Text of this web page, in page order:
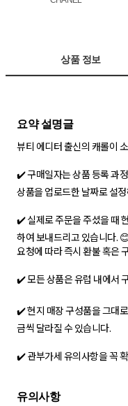
상품 정보
요약 설명글
뷰티 에디터 출신의 캐롤이
✔️ 구매일자는 상품 등록 과
상품을 업로드한 날짜로 설
✔️ 실제로 주문을 주셨을 때
하여 보내드리고 있습니다.
요청에 따라 즉시 환불 혹은
✔️ 모든 상품은 유럽 내에서
✔️ 현지 매장 구성품을 그대
금씩 달라질 수 있습니다.
✔️ 관부가세 유의사항을 꼭
유의사항